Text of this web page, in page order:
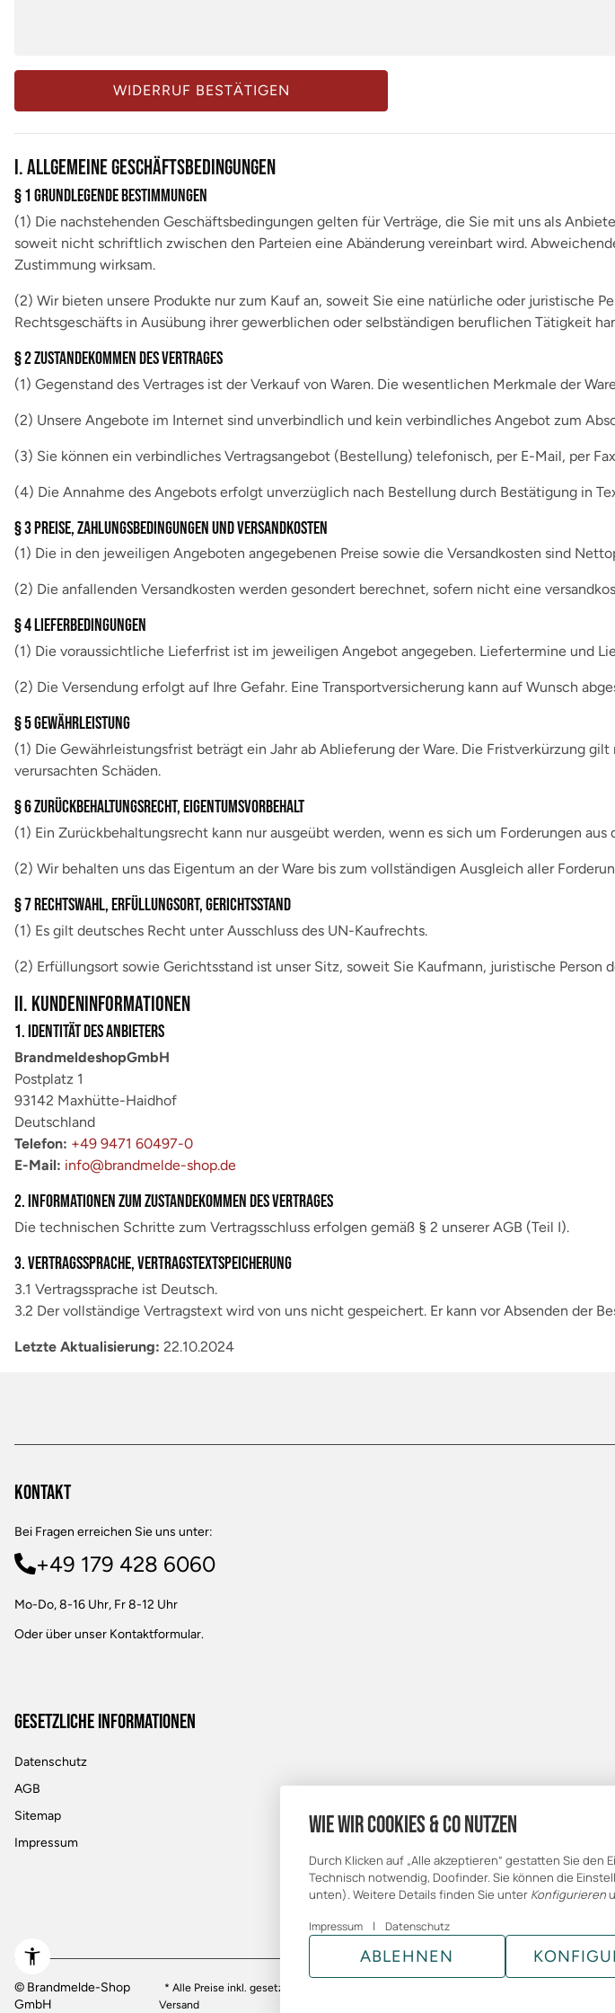
WIDERRUF BESTÄTIGEN
I. ALLGEMEINE GESCHÄFTSBEDINGUNGEN
§ 1 Grundlegende Bestimmungen
(1) Die nachstehenden Geschäftsbedingungen gelten für Verträge, die Sie mit uns als
soweit nicht schriftlich zwischen den Parteien eine Abänderung vereinbart wird.
Zustimmung wirksam.
(2) Wir bieten unsere Produkte nur zum Kauf an, soweit Sie eine natürliche oder juristische
Rechtsgeschäfts in Ausübung ihrer gewerblichen oder selbständigen beruflichen Tätigkeit
§ 2 Zustandekommen des Vertrages
(1) Gegenstand des Vertrages ist der Verkauf von Waren. Die wesentlichen Merkmale der
(2) Unsere Angebote im Internet sind unverbindlich und kein verbindliches Angebot zum
(3) Sie können ein verbindliches Vertragsangebot (Bestellung) telefonisch, per E-Mail, per
(4) Die Annahme des Angebots erfolgt unverzüglich nach Bestellung durch Bestätigung in
§ 3 Preise, Zahlungsbedingungen und Versandkosten
(1) Die in den jeweiligen Angeboten angegebenen Preise sowie die Versandkosten sind
(2) Die anfallenden Versandkosten werden gesondert berechnet, sofern nicht eine
§ 4 Lieferbedingungen
(1) Die voraussichtliche Lieferfrist ist im jeweiligen Angebot angegeben. Liefertermine und
(2) Die Versendung erfolgt auf Ihre Gefahr. Eine Transportversicherung kann auf Wunsch
§ 5 Gewährleistung
(1) Die Gewährleistungsfrist beträgt ein Jahr ab Ablieferung der Ware. Die Fristverkürzung
verursachten Schäden.
§ 6 Zurückbehaltungsrecht, Eigentumsvorbehalt
(1) Ein Zurückbehaltungsrecht kann nur ausgeübt werden, wenn es sich um Forderungen
(2) Wir behalten uns das Eigentum an der Ware bis zum vollständigen Ausgleich aller
§ 7 Rechtswahl, Erfüllungsort, Gerichtsstand
(1) Es gilt deutsches Recht unter Ausschluss des UN-Kaufrechts.
(2) Erfüllungsort sowie Gerichtsstand ist unser Sitz, soweit Sie Kaufmann, juristische
II. KUNDENINFORMATIONEN
1. Identität des Anbieters
BrandmeldeshopGmbH
Postplatz 1
93142 Maxhütte-Haidhof
Deutschland
Telefon: +49 9471 60497-0
E-Mail: info@brandmelde-shop.de
2. Informationen zum Zustandekommen des Vertrages
Die technischen Schritte zum Vertragsschluss erfolgen gemäß § 2 unserer AGB (Teil I).
3. Vertragssprache, Vertragstextspeicherung
3.1 Vertragssprache ist Deutsch.
3.2 Der vollständige Vertragstext wird von uns nicht gespeichert. Er kann vor Absenden der
Letzte Aktualisierung: 22.10.2024
Kontakt
Bei Fragen erreichen Sie uns unter:
+49 179 428 6060
Mo-Do, 8-16 Uhr, Fr 8-12 Uhr
Oder über unser Kontaktformular.
Gesetzliche Informationen
Datenschutz
AGB
Sitemap
Impressum
© Brandmelde-Shop
GmbH
* Alle Preise inkl. gesetzlicher USt., zzgl.
Versand
Wie wir Cookies & Co nutzen
Durch Klicken auf „Alle akzeptieren“ gestatten Sie
Technisch notwendig, Doofinder. Sie können die
unten). Weitere Details finden Sie unter Konfigurieren
Impressum | Datenschutz
ABLEHNEN